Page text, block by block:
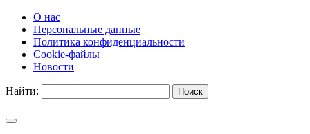
О нас
Персональные данные
Политика конфиденциальности
Cookie-файлы
Новости
Найти: